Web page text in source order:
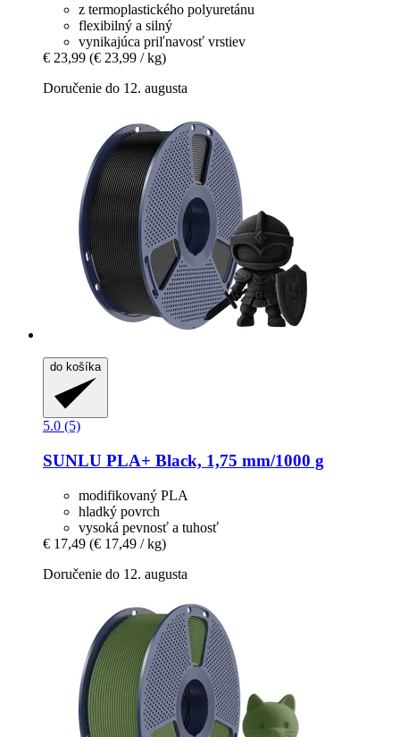
z termoplastického polyuretánu
flexibilný a silný
vynikajúca priľnavosť vrstiev
€ 23,99 (€ 23,99 / kg)
Doručenie do 12. augusta
do košíka
5.0 (5)
SUNLU PLA+ Black, 1,75 mm/1000 g
modifikovaný PLA
hladký povrch
vysoká pevnosť a tuhosť
€ 17,49 (€ 17,49 / kg)
Doručenie do 12. augusta